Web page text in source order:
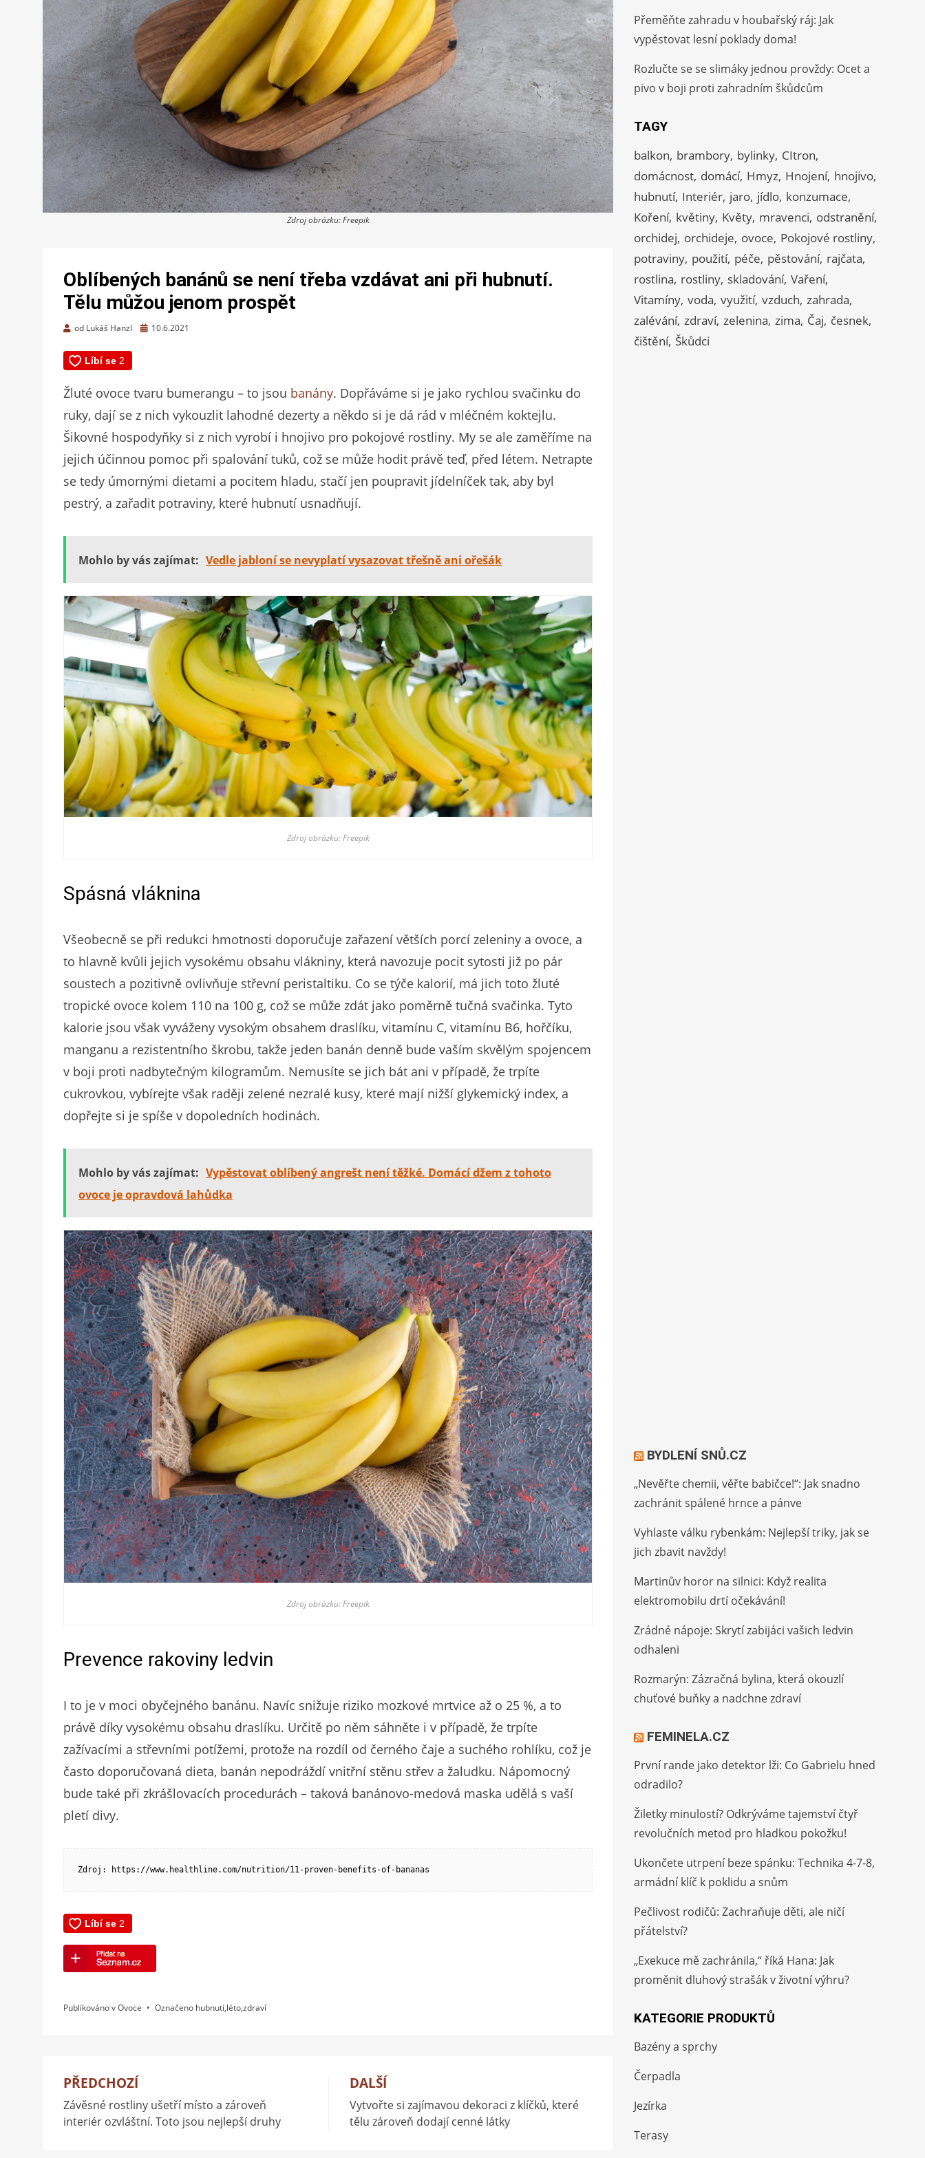
Zdroj obrázku: Freepik
Oblíbených banánů se není třeba vzdávat ani při hubnutí.
Tělu můžou jenom prospět
od Lukáš Hanzl
Zveřejněno
10.6.2021
Žluté ovoce tvaru bumerangu – to jsou banány. Dopřáváme si je jako rychlou svačinku do
ruky, dají se z nich vykouzlit lahodné dezerty a někdo si je dá rád v mléčném koktejlu.
Šikovné hospodyňky si z nich vyrobí i hnojivo pro pokojové rostliny. My se ale zaměříme na
jejich účinnou pomoc při spalování tuků, což se může hodit právě teď, před létem. Netrapte
se tedy úmornými dietami a pocitem hladu, stačí jen poupravit jídelníček tak, aby byl
pestrý, a zařadit potraviny, které hubnutí usnadňují.
Mohlo by vás zajímat: Vedle jabloní se nevyplatí vysazovat třešně ani ořešák
Zdroj obrázku: Freepik
Spásná vláknina
Všeobecně se při redukci hmotnosti doporučuje zařazení větších porcí zeleniny a ovoce, a
to hlavně kvůli jejich vysokému obsahu vlákniny, která navozuje pocit sytosti již po pár
soustech a pozitivně ovlivňuje střevní peristaltiku. Co se týče kalorií, má jich toto žluté
tropické ovoce kolem 110 na 100 g, což se může zdát jako poměrně tučná svačinka. Tyto
kalorie jsou však vyváženy vysokým obsahem draslíku, vitamínu C, vitamínu B6, hořčíku,
manganu a rezistentního škrobu, takže jeden banán denně bude vaším skvělým spojencem
v boji proti nadbytečným kilogramům. Nemusíte se jich bát ani v případě, že trpíte
cukrovkou, vybírejte však raději zelené nezralé kusy, které mají nižší glykemický index, a
dopřejte si je spíše v dopoledních hodinách.
Mohlo by vás zajímat: Vypěstovat oblíbený angrešt není těžké. Domácí džem z tohoto
ovoce je opravdová lahůdka
Zdroj obrázku: Freepik
Prevence rakoviny ledvin
I to je v moci obyčejného banánu. Navíc snižuje riziko mozkové mrtvice až o 25 %, a to
právě díky vysokému obsahu draslíku. Určitě po něm sáhněte i v případě, že trpíte
zažívacími a střevními potížemi, protože na rozdíl od černého čaje a suchého rohlíku, což je
často doporučovaná dieta, banán nepodráždí vnitřní stěnu střev a žaludku. Nápomocný
bude také při zkrášlovacích procedurách – taková banánovo-medová maska udělá s vaší
pletí divy.
Zdroj: https://www.healthline.com/nutrition/11-proven-benefits-of-bananas
Publikováno vOvoce Označeno hubnutí,léto,zdraví
Navigace
pro
PŘEDCHOZÍ
Závěsné rostliny ušetří místo a zároveň
interiér ozvláštní. Toto jsou nejlepší druhy
DALŠÍ
Vytvořte si zajímavou dekoraci z klíčků, které
tělu zároveň dodají cenné látky
Přeměňte zahradu v houbařský ráj: Jak
vypěstovat lesní poklady doma!
Rozlučte se se slimáky jednou provždy: Ocet a
pivo v boji proti zahradním škůdcům
TAGY
balkon brambory bylinky CItron
domácnost domácí Hmyz Hnojení hnojivo
hubnutí Interiér jaro jídlo konzumace
Koření květiny Květy mravenci odstranění
orchidej orchideje ovoce Pokojové rostliny
potraviny použití péče pěstování rajčata
rostlina rostliny skladování Vaření
Vitamíny voda využití vzduch zahrada
zalévání zdraví zelenina zima Čaj česnek
čištění Škůdci
BYDLENÍ SNŮ.CZ
„Nevěřte chemii, věřte babičce!“: Jak snadno
zachránit spálené hrnce a pánve
Vyhlaste válku rybenkám: Nejlepší triky, jak se
jich zbavit navždy!
Martinův horor na silnici: Když realita
elektromobilu drtí očekávání!
Zrádné nápoje: Skrytí zabijáci vašich ledvin
odhaleni
Rozmarýn: Zázračná bylina, která okouzlí
chuťové buňky a nadchne zdraví
FEMINELA.CZ
První rande jako detektor lži: Co Gabrielu hned
odradilo?
Žiletky minulostí? Odkrýváme tajemství čtyř
revolučních metod pro hladkou pokožku!
Ukončete utrpení beze spánku: Technika 4-7-8,
armádní klíč k poklidu a snům
Pečlivost rodičů: Zachraňuje děti, ale ničí
přátelství?
„Exekuce mě zachránila,“ říká Hana: Jak
proměnit dluhový strašák v životní výhru?
KATEGORIE PRODUKTŮ
Bazény a sprchy
Čerpadla
Jezírka
Terasy